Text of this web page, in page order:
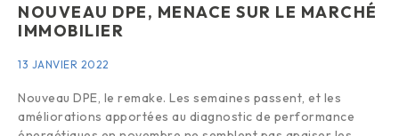
NOUVEAU DPE, MENACE SUR LE MARCHÉ
IMMOBILIER
13 JANVIER 2022
Nouveau DPE, le remake. Les semaines passent, et les
améliorations apportées au diagnostic de performance